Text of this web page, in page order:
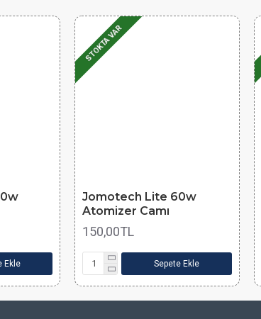
Ekle
STOKTA VAR
Jomotech Lite 60w
Atomizer Camı
150,00TL
Sepete Ekle